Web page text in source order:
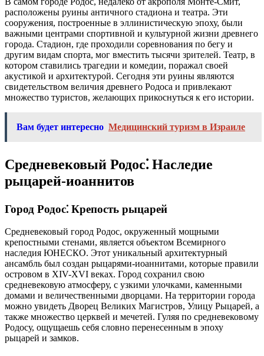
расположены руины античного стадиона и театра. Эти
сооружения, построенные в эллинистическую эпоху, были
важными центрами спортивной и культурной жизни древнего
города. Стадион, где проходили соревнования по бегу и
другим видам спорта, мог вместить тысячи зрителей. Театр, в
котором ставились трагедии и комедии, поражал своей
акустикой и архитектурой. Сегодня эти руины являются
свидетельством величия древнего Родоса и привлекают
множество туристов, желающих прикоснуться к его истории.
Вам будет интересно Медицинский туризм в Израиле
Средневековый Родос⁚ Наследие
рыцарей-иоаннитов
Город Родос⁚ Крепость рыцарей
Средневековый город Родос, окруженный мощными
крепостными стенами, является объектом Всемирного
наследия ЮНЕСКО. Этот уникальный архитектурный
ансамбль был создан рыцарями-иоаннитами, которые правили
островом в XIV-XVI веках. Город сохранил свою
средневековую атмосферу, с узкими улочками, каменными
домами и величественными дворцами. На территории города
можно увидеть Дворец Великих Магистров, Улицу Рыцарей, а
также множество церквей и мечетей. Гуляя по средневековому
Родосу, ощущаешь себя словно перенесенным в эпоху
рыцарей и замков.